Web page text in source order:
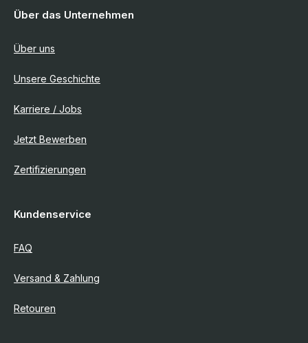
Über das Unternehmen
Über uns
Unsere Geschichte
Karriere / Jobs
Jetzt Bewerben
Zertifizierungen
Kundenservice
FAQ
Versand & Zahlung
Retouren